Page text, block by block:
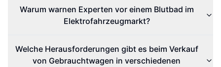
Warum warnen Experten vor einem Blutbad im
Elektrofahrzeugmarkt?
Welche Herausforderungen gibt es beim Verkauf
von Gebrauchtwagen in verschiedenen